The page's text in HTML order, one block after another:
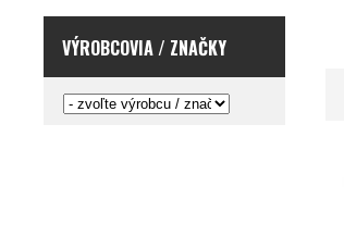
VÝROBCOVIA / ZNAČKY